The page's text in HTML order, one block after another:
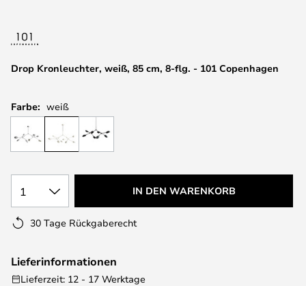
Drop Kronleuchter, weiß, 85 cm, 8-flg. - 101 Copenhagen
Farbe: weiß
1 IN DEN WARENKORB
30 Tage Rückgaberecht
Lieferinformationen
Lieferzeit: 12 - 17 Werktage